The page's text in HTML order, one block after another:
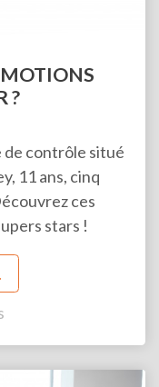
?
contrôle situé
11 ans, cinq
ces
stars !